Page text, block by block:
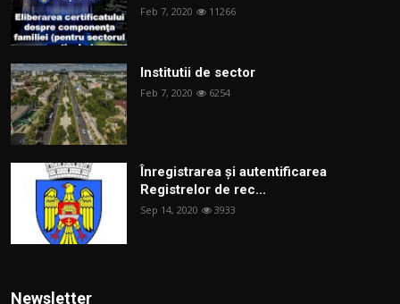
Feb 7, 2020 11266
Institutii de sector
Feb 7, 2020 6254
Înregistrarea și autentificarea
Registrelor de rec...
Sep 14, 2020 3933
Newsletter